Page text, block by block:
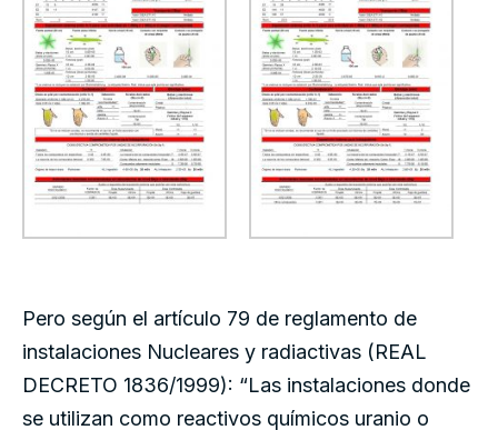
Pero según el artículo 79 de reglamento de
instalaciones Nucleares y radiactivas (REAL
DECRETO 1836/1999): “Las instalaciones donde
se utilizan como reactivos químicos uranio o